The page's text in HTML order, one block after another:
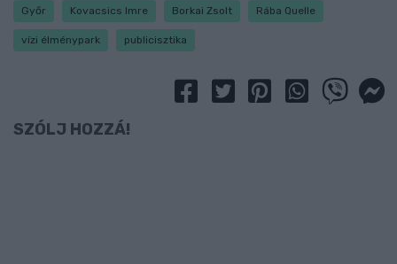
Győr Kovacsics Imre Borkai Zsolt Rába Quelle
vízi élménypark publicisztika
SZÓLJ HOZZÁ!